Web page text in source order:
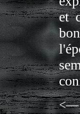
et
<—